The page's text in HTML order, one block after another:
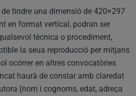
tindre una dimensió de 420×297
en format vertical, podran ser
tècnica o procediment,
la seua reproducció per mitjans
ocórrer en altres convocatòries
haurà de constar amb claredat
(nom i cognoms, edat, adreça